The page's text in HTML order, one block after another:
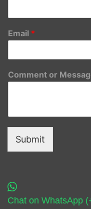
Email *
Comment or
Submit
Chat on WhatsApp